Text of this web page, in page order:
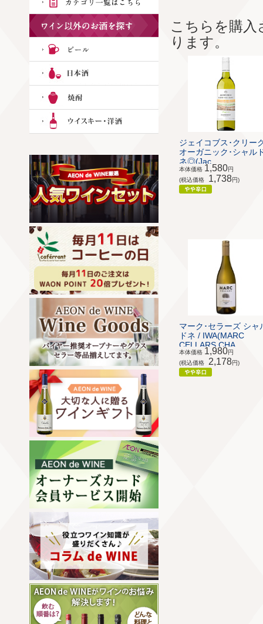
こちらを購
ります。
ジェイコブス･クリー
オーガニック･シャル
ネ◎(Jac...
本体価格 1,580円
(税込価格
1,738円)
マーク･セラーズ シャ
ドネ / IWA(MARC
CELLARS CHA...
本体価格 1,980円
(税込価格
2,178円)